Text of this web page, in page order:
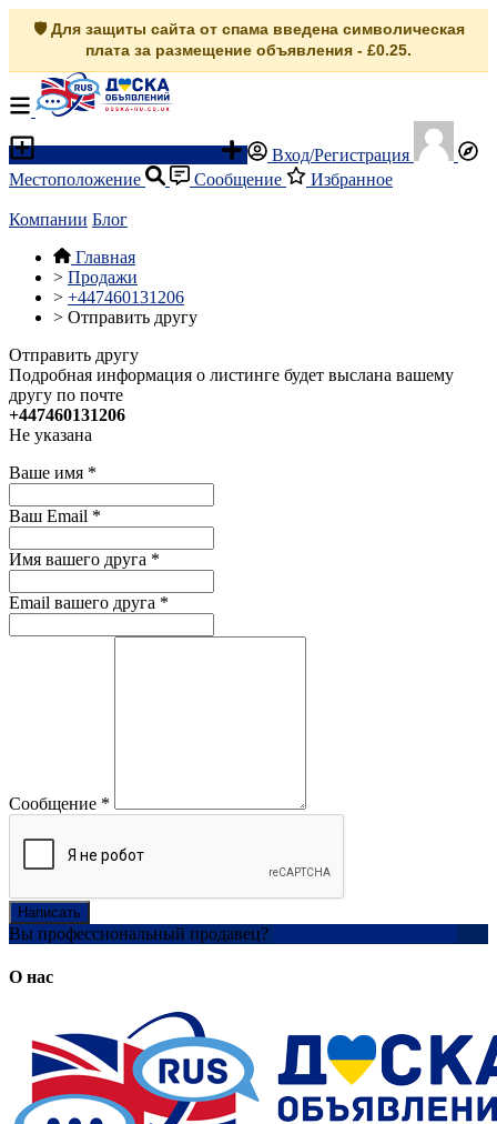
🛡️ Для защиты сайта от спама введена символическая
плата за размещение объявления - £0.25.
Вход/Регистрация
Местоположение
Сообщение Избранное
Компании Блог
Главная
> Продажи
> +447460131206
> Отправить другу
Отправить другу
Подробная информация о листинге будет выслана вашему
другу по почте
+447460131206
Не указана
Ваше имя *
Ваш Email *
Имя вашего друга *
Email вашего друга *
Сообщение *
Написать
Вы профессиональный продавец?
О нас